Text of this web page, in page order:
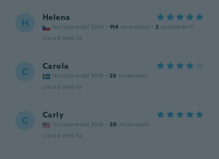
H Helena
Iscrizione dal 2019 · 114 recensioni · 2 caricamenti
circa 6 anni fa
C Carola
Iscrizione dal 2016 · 23 recensioni
circa 6 anni fa
C Carly
Iscrizione dal 2016 · 20 recensioni
circa 6 anni fa